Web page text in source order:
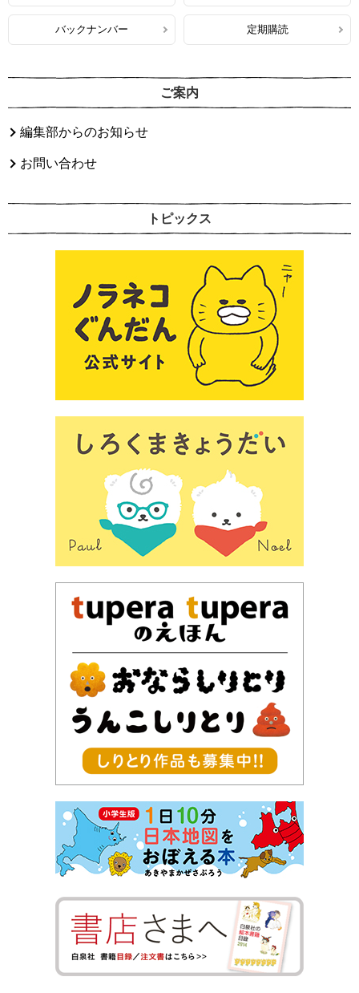
バックナンバー 定期購読
ご案内
編集部からのお知らせ
お問い合わせ
トピックス